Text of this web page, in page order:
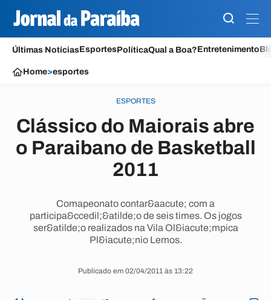
Últimas NotíciasEsportesPolíticaQual a Boa?Entretenimento
Home>esportes
ESPORTES
Clássico do Maiorais abre
o Paraibano de Basketball
2011
Comapeonato contar&aacute; com a
participa&ccedil;&atilde;o de seis times. Os jogos
ser&atilde;o realizados na Vila Ol&iacute;mpica
Pl&iacute;nio Lemos.
Publicado em 02/04/2011 às 13:22